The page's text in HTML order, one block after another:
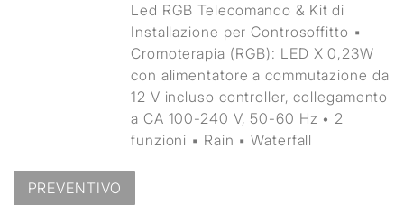
Led RGB Telecomando & Kit di
Installazione per Controsoffitto ▪
Cromoterapia (RGB): LED X 0,23W
con alimentatore a commutazione da
12 V incluso controller, collegamento
a CA 100-240 V, 50-60 Hz • 2
funzioni ▪ Rain ▪ Waterfall
PREVENTIVO